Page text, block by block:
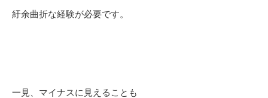
紆余曲折な経験が必要です。
一見、マイナスに見えることも